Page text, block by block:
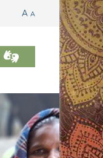
A A